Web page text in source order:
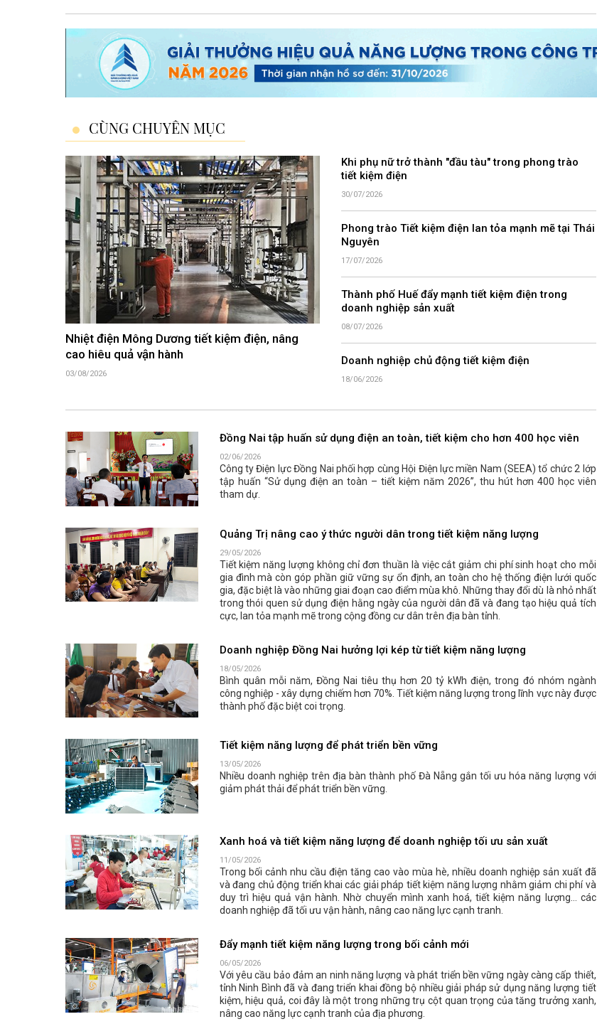
CÙNG CHUYÊN MỤC
Nhiệt điện Mông Dương tiết kiệm điện, nâng
cao hiêu quả vận hành
03/08/2026
Khi phụ nữ trở thành "đầu tàu" trong phong trào
tiết kiệm điện
30/07/2026
Phong trào Tiết kiệm điện lan tỏa mạnh mẽ tại Thái
Nguyên
17/07/2026
Thành phố Huế đẩy mạnh tiết kiệm điện trong
doanh nghiệp sản xuất
08/07/2026
Doanh nghiệp chủ động tiết kiệm điện
18/06/2026
Đồng Nai tập huấn sử dụng điện an toàn, tiết kiệm cho hơn 400 học viên
02/06/2026
Công ty Điện lực Đồng Nai phối hợp cùng Hội Điện lực miền Nam (SEEA) tổ chức 2 lớp
tập huấn “Sử dụng điện an toàn – tiết kiệm năm 2026”, thu hút hơn 400 học viên
tham dự.
Quảng Trị nâng cao ý thức người dân trong tiết kiệm năng lượng
29/05/2026
Tiết kiệm năng lượng không chỉ đơn thuần là việc cắt giảm chi phí sinh hoạt cho mỗi
gia đình mà còn góp phần giữ vững sự ổn định, an toàn cho hệ thống điện lưới quốc
gia, đặc biệt là vào những giai đoạn cao điểm mùa khô. Những thay đổi dù là nhỏ nhất
trong thói quen sử dụng điện hằng ngày của người dân đã và đang tạo hiệu quả tích
cực, lan tỏa mạnh mẽ trong cộng đồng cư dân trên địa bàn tỉnh.
Doanh nghiệp Đồng Nai hưởng lợi kép từ tiết kiệm năng lượng
18/05/2026
Bình quân mỗi năm, Đồng Nai tiêu thụ hơn 20 tỷ kWh điện, trong đó nhóm ngành
công nghiệp - xây dựng chiếm hơn 70%. Tiết kiệm năng lượng trong lĩnh vực này được
thành phố đặc biệt coi trọng.
Tiết kiệm năng lượng để phát triển bền vững
13/05/2026
Nhiều doanh nghiệp trên địa bàn thành phố Đà Nẵng gắn tối ưu hóa năng lượng với
giảm phát thải để phát triển bền vững.
Xanh hoá và tiết kiệm năng lượng để doanh nghiệp tối ưu sản xuất
11/05/2026
Trong bối cảnh nhu cầu điện tăng cao vào mùa hè, nhiều doanh nghiệp sản xuất đã
và đang chủ động triển khai các giải pháp tiết kiệm năng lượng nhằm giảm chi phí và
duy trì hiệu quả vận hành. Nhờ chuyển mình xanh hoá, tiết kiệm năng lượng… các
doanh nghiệp đã tối ưu vận hành, nâng cao năng lực cạnh tranh.
Đẩy mạnh tiết kiệm năng lượng trong bối cảnh mới
06/05/2026
Với yêu cầu bảo đảm an ninh năng lượng và phát triển bền vững ngày càng cấp thiết,
tỉnh Ninh Bình đã và đang triển khai đồng bộ nhiều giải pháp sử dụng năng lượng tiết
kiệm, hiệu quả, coi đây là một trong những trụ cột quan trọng của tăng trưởng xanh,
nâng cao năng lực cạnh tranh của địa phương.